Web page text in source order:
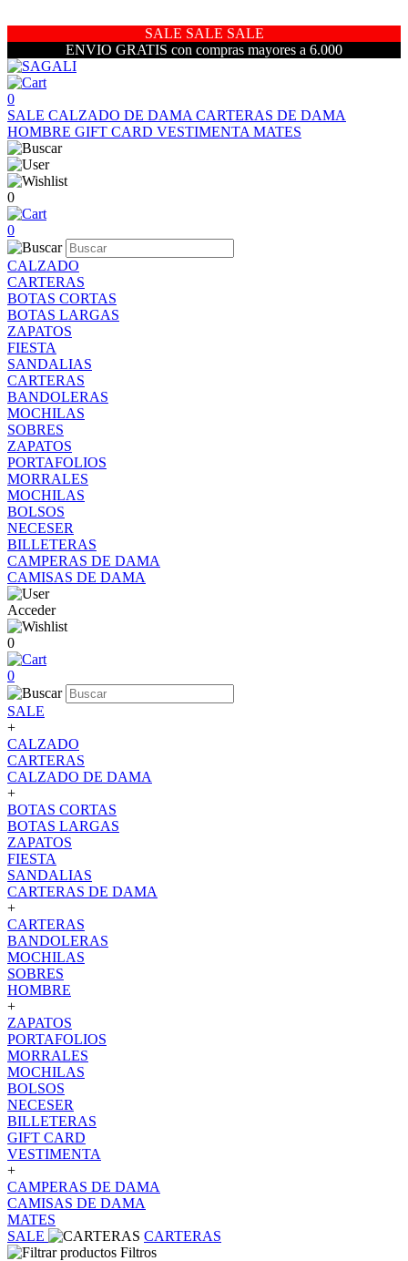
SALE SALE SALE
ENVIO GRATIS con compras mayores a 6.000
0
SALE CALZADO DE DAMA CARTERAS DE DAMA
HOMBRE GIFT CARD VESTIMENTA MATES
0
0
CALZADO
CARTERAS
BOTAS CORTAS
BOTAS LARGAS
ZAPATOS
FIESTA
SANDALIAS
CARTERAS
BANDOLERAS
MOCHILAS
SOBRES
ZAPATOS
PORTAFOLIOS
MORRALES
MOCHILAS
BOLSOS
NECESER
BILLETERAS
CAMPERAS DE DAMA
CAMISAS DE DAMA
Acceder
0
0
SALE
+
CALZADO
CARTERAS
CALZADO DE DAMA
+
BOTAS CORTAS
BOTAS LARGAS
ZAPATOS
FIESTA
SANDALIAS
CARTERAS DE DAMA
+
CARTERAS
BANDOLERAS
MOCHILAS
SOBRES
HOMBRE
+
ZAPATOS
PORTAFOLIOS
MORRALES
MOCHILAS
BOLSOS
NECESER
BILLETERAS
GIFT CARD
VESTIMENTA
+
CAMPERAS DE DAMA
CAMISAS DE DAMA
MATES
SALE
CARTERAS
Filtros